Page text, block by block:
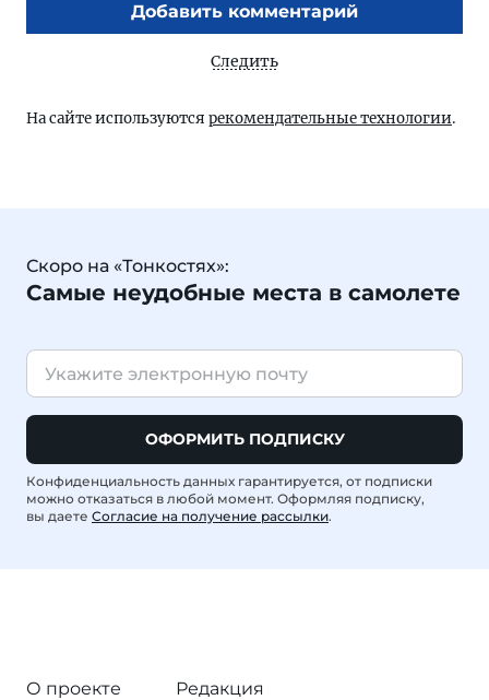
Добавить комментарий
Следить
На сайте используются рекомендательные технологии.
Скоро на «Тонкостях»:
Самые неудобные места в самолете
ОФОРМИТЬ ПОДПИСКУ
Конфиденциальность данных гарантируется, от подписки
можно отказаться в любой момент. Оформляя подписку,
вы даете Согласие на получение рассылки.
О проекте
Редакция